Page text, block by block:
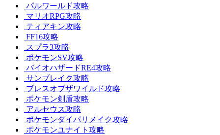
パルワールド攻略
マリオRPG攻略
ティアキン攻略
FF16攻略
スプラ3攻略
ポケモンSV攻略
バイオハザードRE4攻略
サンブレイク攻略
ブレスオブザワイルド攻略
ポケモン剣盾攻略
アルセウス攻略
ポケモンダイパリメイク攻略
ポケモンユナイト攻略